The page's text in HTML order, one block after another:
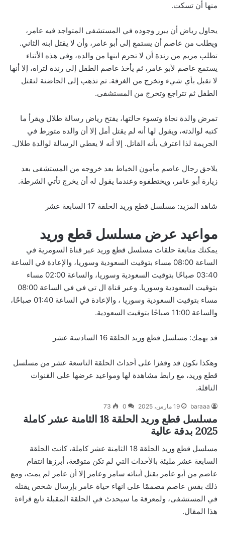
منها أن تسكت.
يحاول رياض أن يبرر وجوده في المستشفى المتواجد فيه عامر،
ويطلب من عاصم أن يستمع إلى أبو عامر، وأن لا يقتل ابنه الثاني.
تطلب مريم من رندة أن لا تحرم ابنها من والده، وفي هذه الأثناء
يستمع عاصم لأبو عامر، ثم يأخذ عاصم الطفل إلى رندة لتراه، إلا أنها
لا تقبل بأي شيء وتخرج من الغرفة. ثم تذهب إلى الحاضنة لتقتل
الطفل ثم تتراجع وتخرج من المستشفى.
تمرض والدة نجاة وتسوء حالتها، يفتح رياض رسالة طلال ويقرأ ما
كتبه لوالدته، ويقول لها أنه لم يقتل أمل إلا أن والده متورط في
الجريمة لذا اعترف بأنه القاتل. إلا أنه لا يعطي الرسالة لوالدة طلال.
يلاحق رجال عاصم مأمون الخياط بعد خروجه من المستشفى بعد
زيارة أبو عامر، ويختطفوه وعندما يقول له أن يخرج تأتي الشرطة.
شاهد المزيد: مسلسل قطع وريد الحلقة 17 السابعة عشر
مواعيد عرض مسلسل قطع وريد
يمكنك متابعة حلقات مسلسل قطع وريد عبر قناة السومرية في
الساعة 08:00 مساء بتوقيت السعودية وسوريا، والإعادة في الساعة
03:40 صباحًا بتوقيت السعودية وسوريا، والساعة 02:00 مساء
بتوقيت السعودية وسوريا. وعبر قناة ال تي في في الساعة 08:00
مساء بتوقيت السعودية وسوريا ، والإعادة في الساعة 01:40 صباحًا،
والساعة 11:00 صباحًا بتوقيت السعودية.
قد يهمك: مسلسل قطع وريد الحلقة 16 السادسة عشر
وهكذا نكون قد وقفزا على أحداث الحلقة التاسعة عشر من مسلسل
قطع وريد، مع رابط مشاهدة لها ومواعيد عرضها على القنوات
الناقلة.
baraaa 19 مارس، 2025 0
73
مسلسل قطع وريد الحلقة 18 الثامنة عشر كاملة
2025 بدقة عالية
مسلسل قطع وريد الحلقة 18 الثامنة عشر كاملة، كانت الحلقة
السابعة عشر مليئة بالأحداث التي لم تكن متوقعة، أبرزها انتقام
عاصم من أبو عامر بقتل أبنائه سامر وعامر إلا أن عامر لم يمت، ومع
ذلك بقس عاصم مصممًا على انهاء حياة عامر بإرسال شخص يقتله
في المستشفى، ولمعرفة ما سيحدث في الحلقة المقبلة تابع قراءة
هذا المقال.